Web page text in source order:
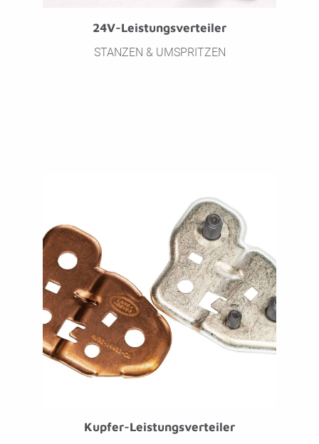
24V-Leistungsverteiler
STANZEN & UMSPRITZEN
Kupfer-Leistungsverteiler